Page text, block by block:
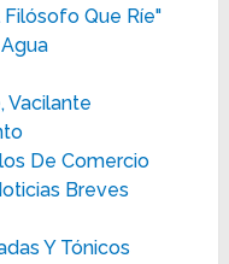
Que Ríe"
Vacilante
De Comercio
Breves
Y Tónicos